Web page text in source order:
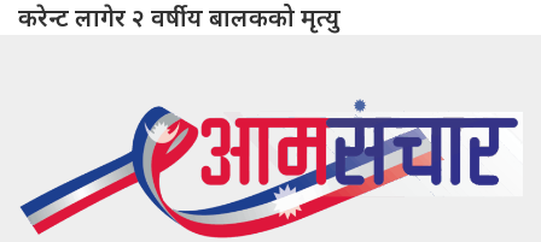
करेन्ट लागेर २ वर्षीय बालकको मृत्यु